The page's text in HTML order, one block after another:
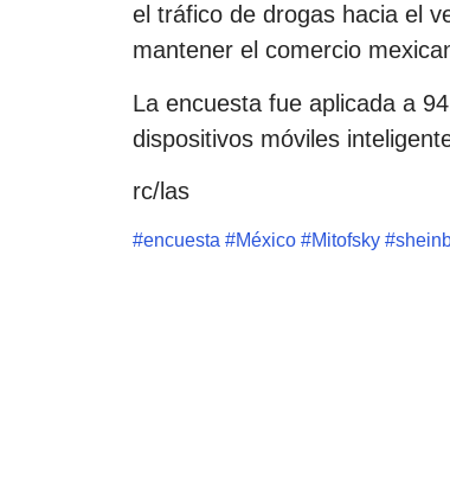
el tráfico de drogas hacia el
mantener el comercio
La encuesta fue aplicada a
dispositivos móviles
rc/las
#encuesta #México #Mitofsky #